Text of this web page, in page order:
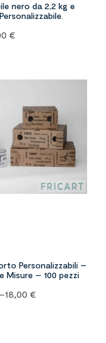
nero da 2,2 kg e
€
Personalizzabili –
Misure – 100 pezzi
18,00€